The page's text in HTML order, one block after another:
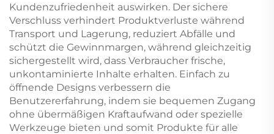
Kundenzufriedenheit auswirken. Der sichere
Verschluss verhindert Produktverluste während
Transport und Lagerung, reduziert Abfälle und
schützt die Gewinnmargen, während gleichzeitig
sichergestellt wird, dass Verbraucher frische,
unkontaminierte Inhalte erhalten. Einfach zu
öffnende Designs verbessern die
Benutzererfahrung, indem sie bequemen Zugang
ohne übermäßigen Kraftaufwand oder spezielle
Werkzeuge bieten und somit Produkte für alle